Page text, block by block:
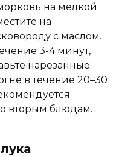
на мелкой
на
с маслом.
3-4 минут,
нарезанные
в течение 20–30
вторым блюдам.